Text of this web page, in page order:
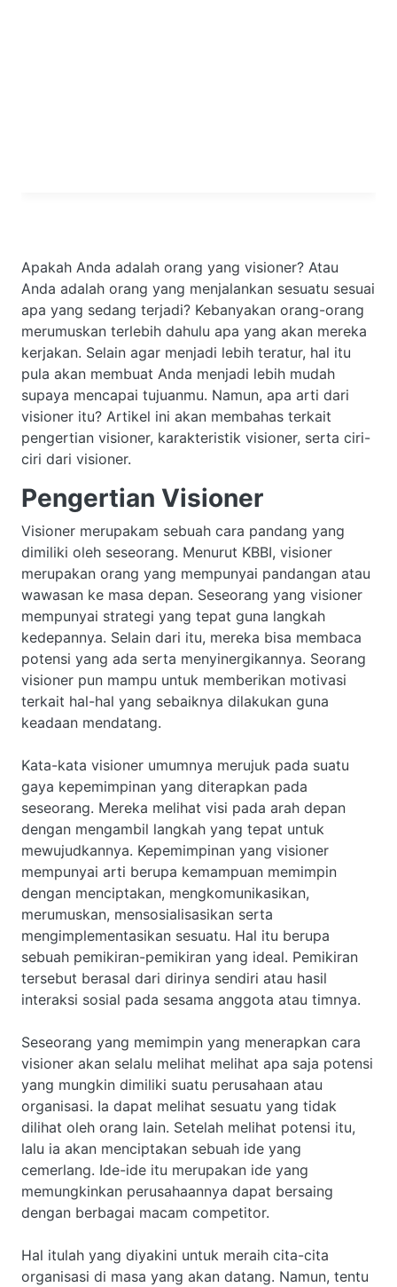
Apakah Anda adalah orang yang visioner? Atau
Anda adalah orang yang menjalankan sesuatu sesuai
apa yang sedang terjadi? Kebanyakan orang-orang
merumuskan terlebih dahulu apa yang akan mereka
kerjakan. Selain agar menjadi lebih teratur, hal itu
pula akan membuat Anda menjadi lebih mudah
supaya mencapai tujuanmu. Namun, apa arti dari
visioner itu? Artikel ini akan membahas terkait
pengertian visioner, karakteristik visioner, serta ciri-
ciri dari visioner.
Pengertian Visioner
Visioner merupakam sebuah cara pandang yang
dimiliki oleh seseorang. Menurut KBBI, visioner
merupakan orang yang mempunyai pandangan atau
wawasan ke masa depan. Seseorang yang visioner
mempunyai strategi yang tepat guna langkah
kedepannya. Selain dari itu, mereka bisa membaca
potensi yang ada serta menyinergikannya. Seorang
visioner pun mampu untuk memberikan motivasi
terkait hal-hal yang sebaiknya dilakukan guna
keadaan mendatang.
Kata-kata visioner umumnya merujuk pada suatu
gaya kepemimpinan yang diterapkan pada
seseorang. Mereka melihat visi pada arah depan
dengan mengambil langkah yang tepat untuk
mewujudkannya. Kepemimpinan yang visioner
mempunyai arti berupa kemampuan memimpin
dengan menciptakan, mengkomunikasikan,
merumuskan, mensosialisasikan serta
mengimplementasikan sesuatu. Hal itu berupa
sebuah pemikiran-pemikiran yang ideal. Pemikiran
tersebut berasal dari dirinya sendiri atau hasil
interaksi sosial pada sesama anggota atau timnya.
Seseorang yang memimpin yang menerapkan cara
visioner akan selalu melihat melihat apa saja potensi
yang mungkin dimiliki suatu perusahaan atau
organisasi. Ia dapat melihat sesuatu yang tidak
dilihat oleh orang lain. Setelah melihat potensi itu,
lalu ia akan menciptakan sebuah ide yang
cemerlang. Ide-ide itu merupakan ide yang
memungkinkan perusahaannya dapat bersaing
dengan berbagai macam competitor.
Hal itulah yang diyakini untuk meraih cita-cita
organisasi di masa yang akan datang. Namun, tentu